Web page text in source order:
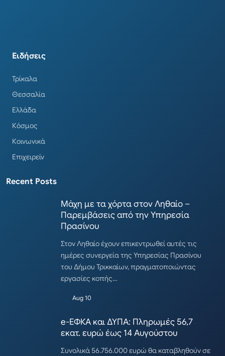
Ειδήσεις
Τρίκαλα
Θεσσαλία
Ελλάδα
Κόσμος
Κοινωνικά
Επιχειρείν
Recent Posts
Μάχη με τα χόρτα στον Ληθαίο –
Παρεμβάσεις από την Υπηρεσία
Πρασίνου
Στον Ληθαίο έχουν επικεντρωθεί αυτές τις
ημέρες συνεργεία της Υπηρεσίας Πρασίνου
του Δήμου Τρικκαίων, πραγματοποιώντας
εργασίες κοπής…
Aug 10
e-ΕΦΚΑ και ΔΥΠΑ: Πληρωμές 56,7
εκατ. ευρώ έως 14 Αυγούστου
Συνολικά 56.756.000 ευρώ θα καταβληθούν σε